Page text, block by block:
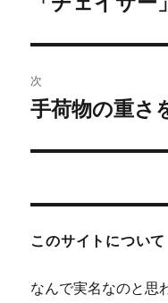
ビ
ゲ
ー
投
稿:
次
次
投
手荷物の重さ
このサイトについて
なんで実名なのと思